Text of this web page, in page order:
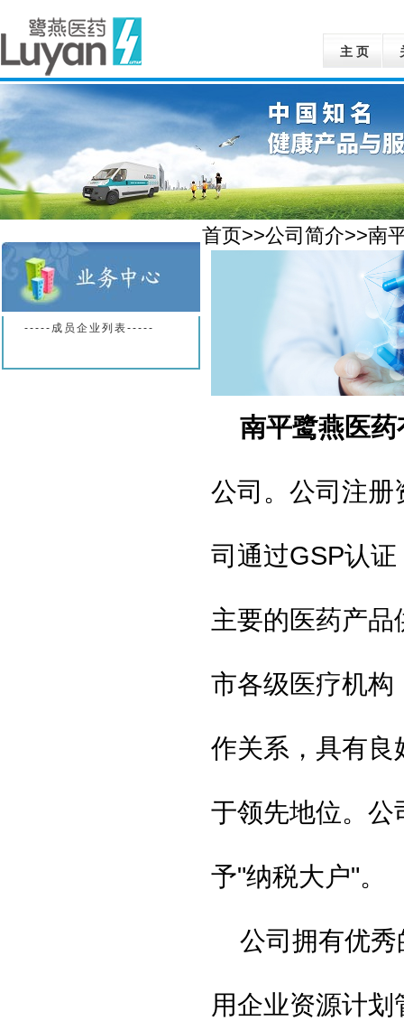
主 页
-----成员企业列表-----
首页>>公司简介>>南
南平鹭燕医
公司。公司注册
司通过GSP认证
主要的医药产
市各级医疗机构
作关系，具有良
于领先地位。公
予"纳税大户"。
公司拥有优
用企业资源计划